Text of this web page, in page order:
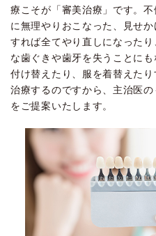
療こそが「審美治療」です。
に無理やりおこなった、見せ
すれば全てやり直しになった
な歯ぐきや歯牙を失うことに
付け替えたり、服を着替えた
治療するのですから、主治医
をご提案いたします。